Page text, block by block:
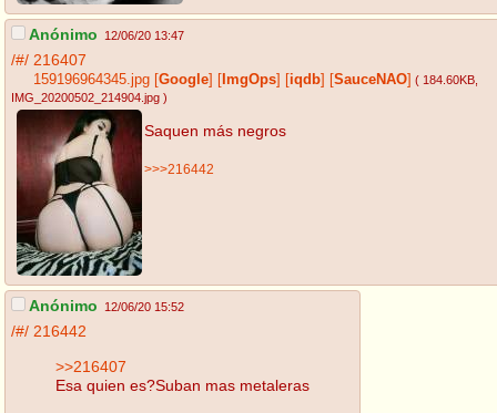
Anónimo 12/06/20 13:47
/#/ 216407
159196964345.jpg [Google] [ ImgOps] [iqdb] [SauceNAO] ( 184.60KB
IMG_20200502_214904.jpg )
Saquen más negros
>>>216442
Anónimo 12/06/20 15:52
/#/ 216442
>>216407
Esa quien es?Suban mas metaleras